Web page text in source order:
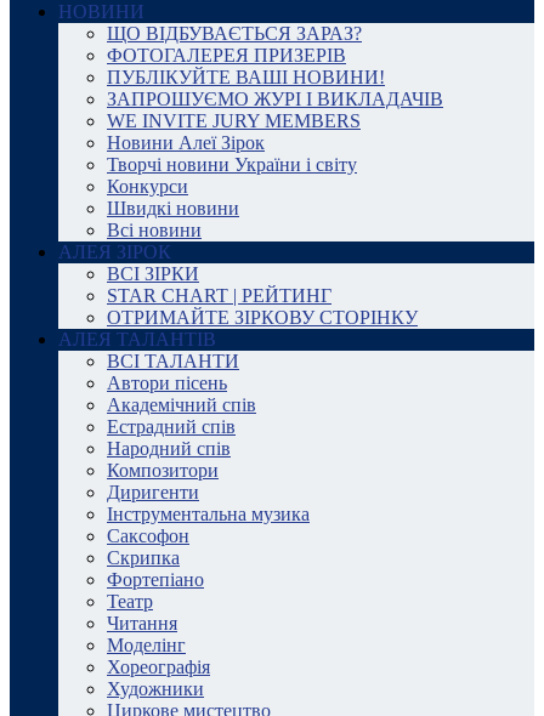
НОВИНИ
ЩО ВІДБУВАЄТЬСЯ ЗАРАЗ?
ФОТОГАЛЕРЕЯ ПРИЗЕРІВ
ПУБЛІКУЙТЕ ВАШІ НОВИНИ!
ЗАПРОШУЄМО ЖУРІ І ВИКЛАДАЧІВ
WE INVITE JURY MEMBERS
Новини Алеї Зірок
Творчі новини України і світу
Конкурси
Швидкі новини
Всі новини
АЛЕЯ ЗІРОК
ВСІ ЗІРКИ
STAR CHART | РЕЙТИНГ
ОТРИМАЙТЕ ЗІРКОВУ СТОРІНКУ
АЛЕЯ ТАЛАНТІВ
ВСІ ТАЛАНТИ
Автори пісень
Академічний спів
Естрадний спів
Народний спів
Композитори
Диригенти
Інструментальна музика
Саксофон
Скрипка
Фортепіано
Театр
Читання
Моделінг
Хореографія
Художники
Циркове мистецтво